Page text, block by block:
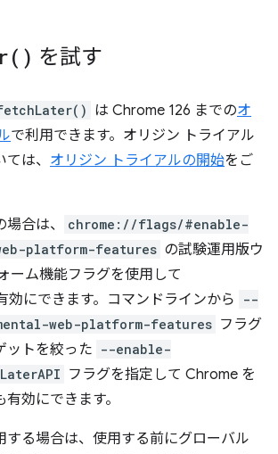
) を試す
は Chrome 126 までのオ
で利用できます。オリジン トライアル
は、 オリジン トライアルの開始をご
合は、
chrome://flags/#enable-
platform-features の試験運用版ウ
ーム機能フラグを使用して
効にできます。コマンドラインから
--
web-platform-features フラグ
ットを絞った --enable-
フラグを指定して Chrome を
効にできます。
する場合は、使用する前にグローバル